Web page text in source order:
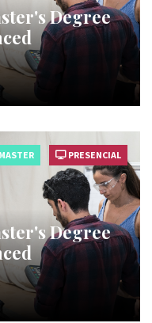
Degree
MASTER PRESENCIAL
Degree